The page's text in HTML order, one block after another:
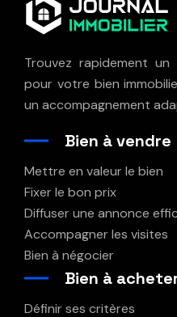
Trouvez rapidement
pour votre bien
un accompagnement
Bien à vendre
Mettre en valeur le bien
Fixer le bon prix
Diffuser une annonce
Accompagner les visites
Bien à négocier
Bien à
Définir ses critères